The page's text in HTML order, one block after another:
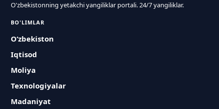
O'zbekistonning yetakchi yangiliklar portali. 24/7 yangiliklar.
BO'LIMLAR
O‘zbekiston
Iqtisod
Moliya
Texnologiyalar
Madaniyat